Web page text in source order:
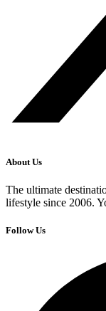
About Us
The ultimate
lifestyle since 2006.
Follow Us